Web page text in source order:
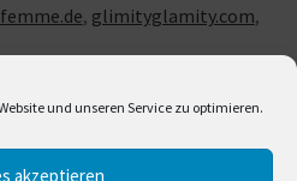
und unseren Service zu optimieren.
akzeptieren
, glimityglamity.com,